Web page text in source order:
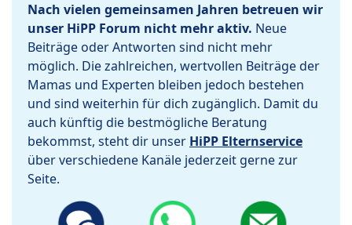
Nach vielen gemeinsamen Jahren betreuen wir
unser HiPP Forum nicht mehr aktiv. Neue
Beiträge oder Antworten sind nicht mehr
möglich. Die zahlreichen, wertvollen Beiträge der
Mamas und Experten bleiben jedoch bestehen
und sind weiterhin für dich zugänglich. Damit du
auch künftig die bestmögliche Beratung
bekommst, steht dir unser HiPP Elternservice
über verschiedene Kanäle jederzeit gerne zur
Seite.